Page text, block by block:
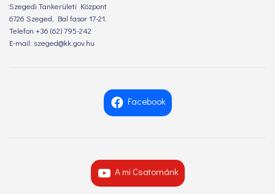
Szegedi Tankerületi Központ
6726 Szeged, Bal fasor 17-21.
Telefon +36 (62) 795-242
E-mail: szeged@kk.gov.hu
Facebook
A mi Csatornánk